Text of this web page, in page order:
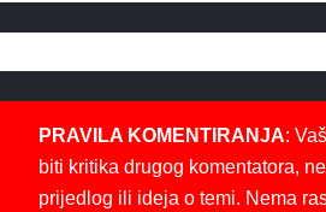
PRAVILA KOMENTIRANJA:
biti kritika drugog komentatora,
prijedlog ili ideja o temi. Nema